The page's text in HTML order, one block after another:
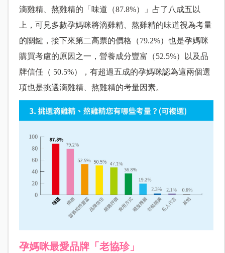
滴雞精、熬雞精的「味道（87.8%）」占了八成五以
上，可見多數孕媽咪將滴雞精、熬雞精的味道視為考量
的關鍵，接下來第二高票的價格（79.2%）也是孕媽咪
購買考慮的原因之一，營養成分豐富（52.5%）以及品
牌信任（ 50.5%），有超過五成的孕媽咪認為這兩個選
項也是挑選滴雞精、熬雞精的考量因素。
孕媽咪最愛品牌「老協珍」